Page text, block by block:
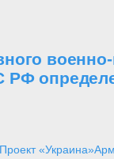
РФ
Проект «Украина»